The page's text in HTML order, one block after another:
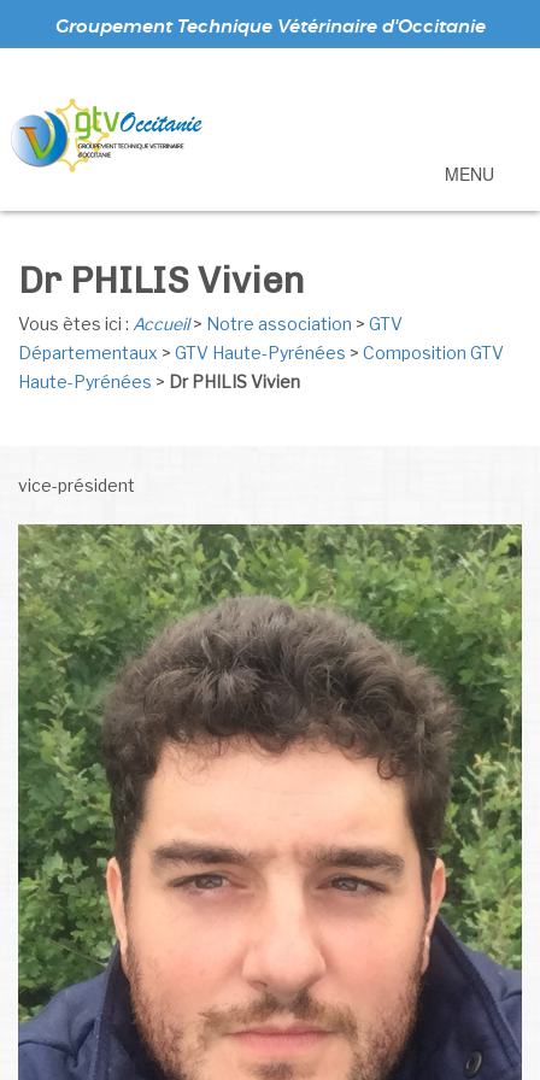
Groupement Technique Vétérinaire d'Occitanie
MENU
Dr PHILIS Vivien
Vous ètes ici : Accueil> Notre association > GTV
Départementaux > GTV Haute-Pyrénées > Composition GTV
Haute-Pyrénées > Dr PHILIS Vivien
vice-président